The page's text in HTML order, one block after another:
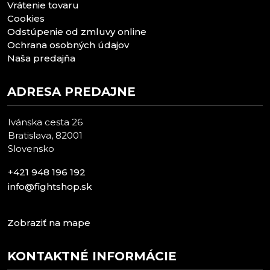
Vrátenie tovaru
Cookies
Odstúpenie od zmluvy online
Ochrana osobných údajov
Naša predajňa
ADRESA PREDAJNE
Ivánska cesta 26
Bratislava, 82001
Slovensko
+421 948 196 192
info@fightshop.sk
Zobraziť na mape
KONTAKTNÉ INFORMÁCIE